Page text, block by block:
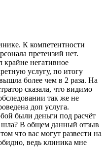
К компетентности
претензий нет.
крайне негативное
услугу, по итогу
более чем в 2 раза. На
сказала, что видимо
так же не
доп услуга.
были деньги под расчёт
шла? В общем данный отзыв
что вас могут развести на
ведь клиника мне